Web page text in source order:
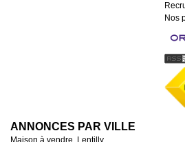
Nos
ANNONCES PAR VILLE
Maison à vendre, Lentilly